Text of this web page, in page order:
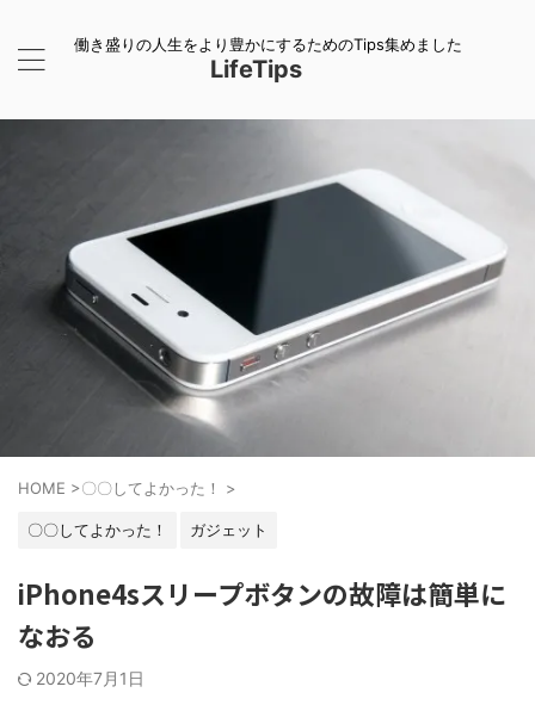
働き盛りの人生をより豊かにするためのTips集めました
LifeTips
HOME >〇〇してよかった！ >
〇〇してよかった！ ガジェット
iPhone4sスリープボタンの故障は簡単に
なおる
2020年7月1日